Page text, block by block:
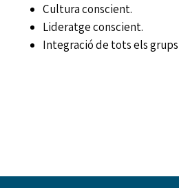
Cultura conscient.
Lideratge conscient.
Integració de tots els